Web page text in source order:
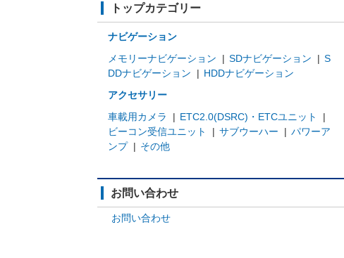
トップカテゴリー
ナビゲーション
メモリーナビゲーション
| SDナビゲーション | S
DDナビゲーション
| HDDナビゲーション
アクセサリー
車載用カメラ
| ETC2.0(DSRC)・ETCユニット
|
ビーコン受信ユニット
| サブウーハー | パワーア
ンプ | その他
お問い合わせ
お問い合わせ